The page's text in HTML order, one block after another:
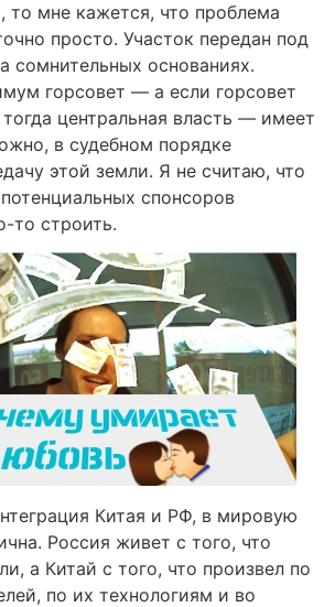
то мне кажется, что проблема
просто. Участок передан под
сомнительных основаниях.
горсовет — а если горсовет
центральная власть — имеет
в судебном порядке
этой земли. Я не считаю, что
спонсоров
то строить.
Китая и РФ, в мировую
Россия живет с того, что
а Китай с того, что произвел по
по их технологиям и во